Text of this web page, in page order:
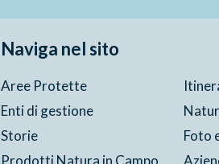
Naviga nel sito
Aree Protette
Enti di gestione
Storie
Foto
Prodotti Natura in Campo